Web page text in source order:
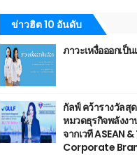
ข่าวฮิต 10 อันดับ
ภาวะเหงื่อออกเป็น
กัลฟ์ คว้ารางวัลสุ
หมวดธุรกิจพลังง
จากเวที ASEAN
Corporate